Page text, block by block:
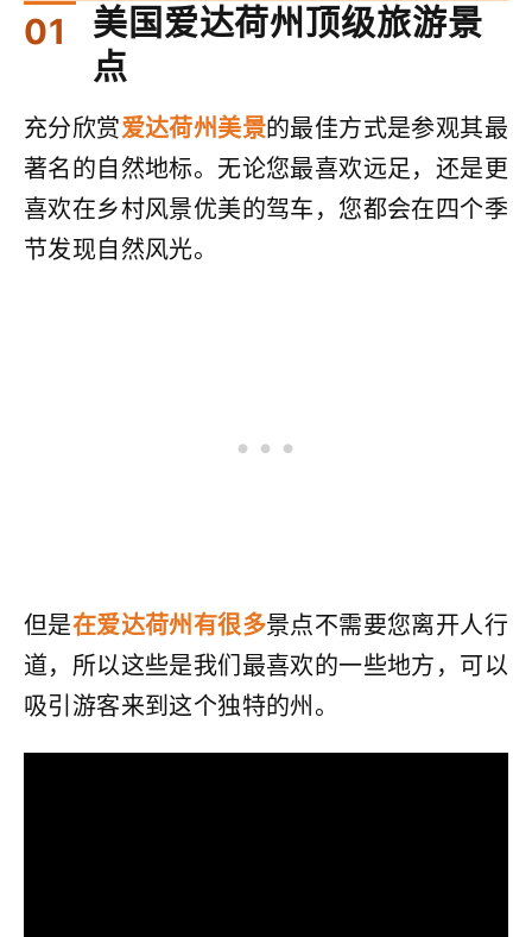
美国爱达荷州顶级旅游景
点
充分欣赏爱达荷州美景的最佳方式是参观其最
著名的自然地标。无论您最喜欢远足，还是更
喜欢在乡村风景优美的驾车，您都会在四个季
节发现自然风光。
但是在爱达荷州有很多景点不需要您离开人行
道，所以这些是我们最喜欢的一些地方，可以
吸引游客来到这个独特的州。